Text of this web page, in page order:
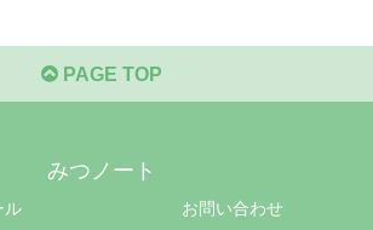
PAGE TOP
みつノート
ル
お問い合わせ